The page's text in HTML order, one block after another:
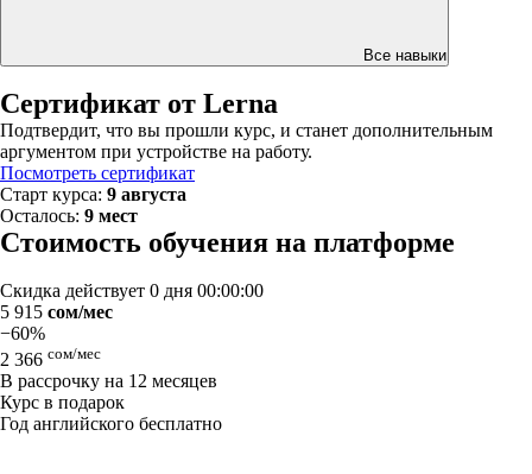
Все навыки
Сертификат от Lerna
Подтвердит, что вы прошли курс, и станет дополнительным
аргументом при устройстве на работу.
Посмотреть сертификат
Старт курса: 9 августа
Осталось: 9 мест
Стоимость обучения на платформе
Скидка действует 0 дня 00:00:00
5 915 сом/мес
−60%
2 366 сом/мес
В рассрочку на 12 месяцев
Курс в подарок
Год английского бесплатно